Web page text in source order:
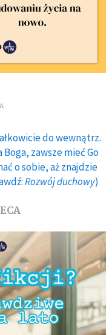
do wewnątrz.
zawsze mieć Go
o sobie, aż znajdzie
Rozwój duchowy)